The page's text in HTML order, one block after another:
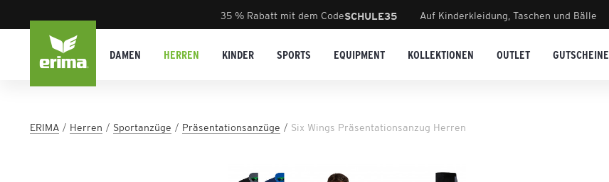
35 % Rabatt mit dem CodeSCHULE35 Auf Kinderkleidung, Taschen und Bälle
DAMEN HERREN KINDER SPORTS EQUIPMENT KOLLEKTIONEN OUTLET GUTSCHEINE
ERIMA Herren Sportanzüge Präsentationsanzüge Six Wings Präsentationsanzug Herren